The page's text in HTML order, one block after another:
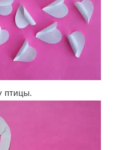
птицы.